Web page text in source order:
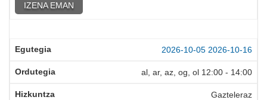
IZENA EMAN
2026-10-05 2026-10-16
al, ar, az, og, ol 12:00 - 14:00
Gazteleraz